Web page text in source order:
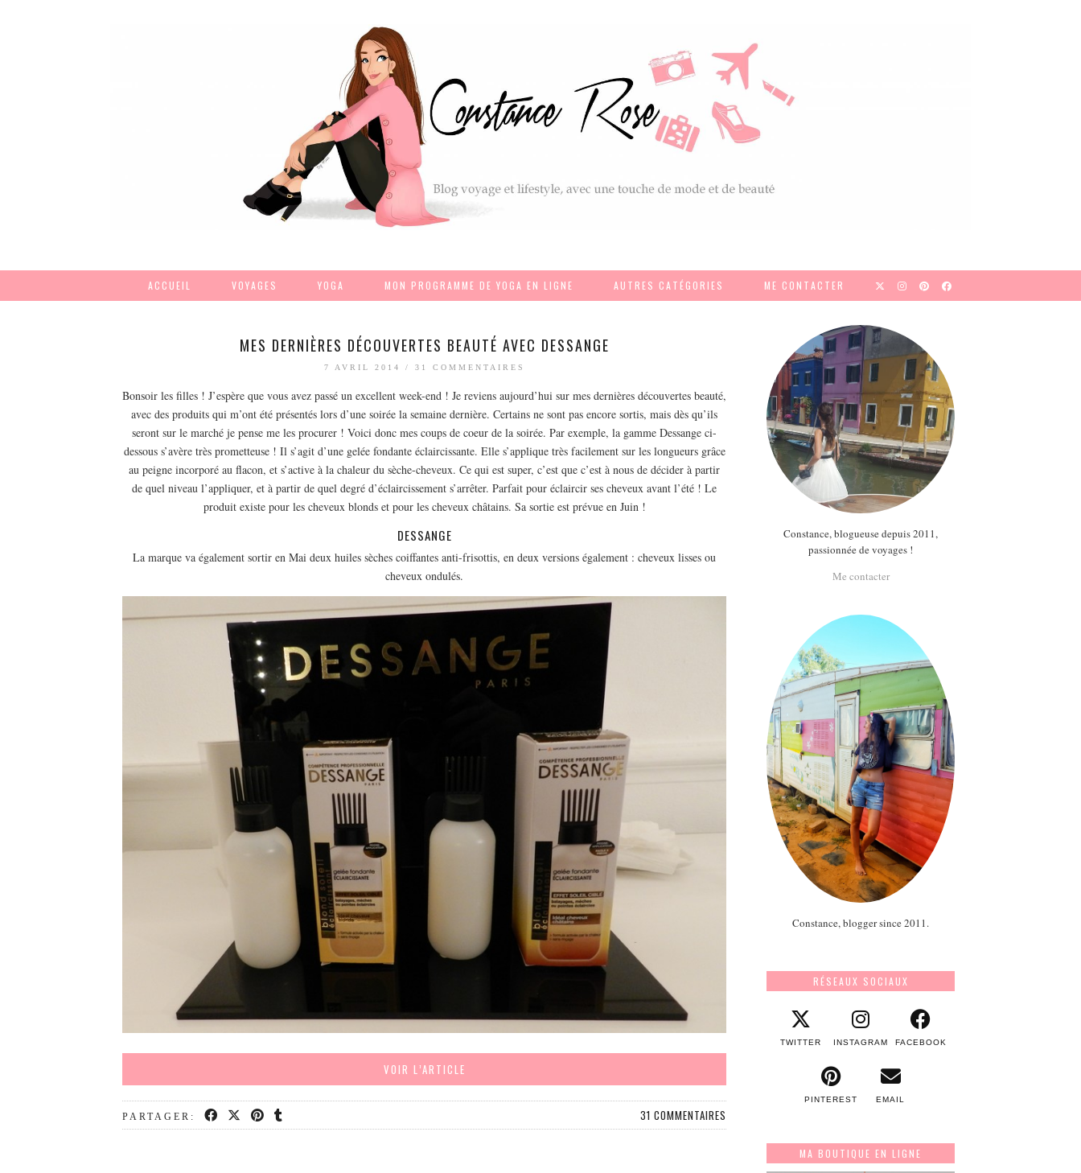
ACCUEIL VOYAGES YOGA MON PROGRAMME DE YOGA EN LIGNE AUTRES CATÉGORIES ME CONTACTER
MES DERNIÈRES DÉCOUVERTES BEAUTÉ AVEC DESSANGE
7 AVRIL 2014 / 31 COMMENTAIRES
Bonsoir les filles ! J’espère que vous avez passé un excellent week-end ! Je reviens aujourd’hui sur mes dernières découvertes beauté,
avec des produits qui m’ont été présentés lors d’une soirée la semaine dernière. Certains ne sont pas encore sortis, mais dès qu’ils
seront sur le marché je pense me les procurer ! Voici donc mes coups de coeur de la soirée. Par exemple, la gamme Dessange ci-
dessous s’avère très prometteuse ! Il s’agit d’une gelée fondante éclaircissante. Elle s’applique très facilement sur les longueurs grâce
au peigne incorporé au flacon, et s’active à la chaleur du sèche-cheveux. Ce qui est super, c’est que c’est à nous de décider à partir
de quel niveau l’appliquer, et à partir de quel degré d’éclaircissement s’arrêter. Parfait pour éclaircir ses cheveux avant l’été ! Le
produit existe pour les cheveux blonds et pour les cheveux châtains. Sa sortie est prévue en Juin !
DESSANGE
La marque va également sortir en Mai deux huiles sèches coiffantes anti-frisottis, en deux versions également : cheveux lisses ou
cheveux ondulés.
VOIR L’ARTICLE
PARTAGER: 31 COMMENTAIRES
Constance, blogueuse depuis 2011,
passionnée de voyages !
Me contacter
Constance, blogger since 2011.
RÉSEAUX SOCIAUX
TWITTER INSTAGRAM FACEBOOK
PINTEREST EMAIL
MA BOUTIQUE EN LIGNE